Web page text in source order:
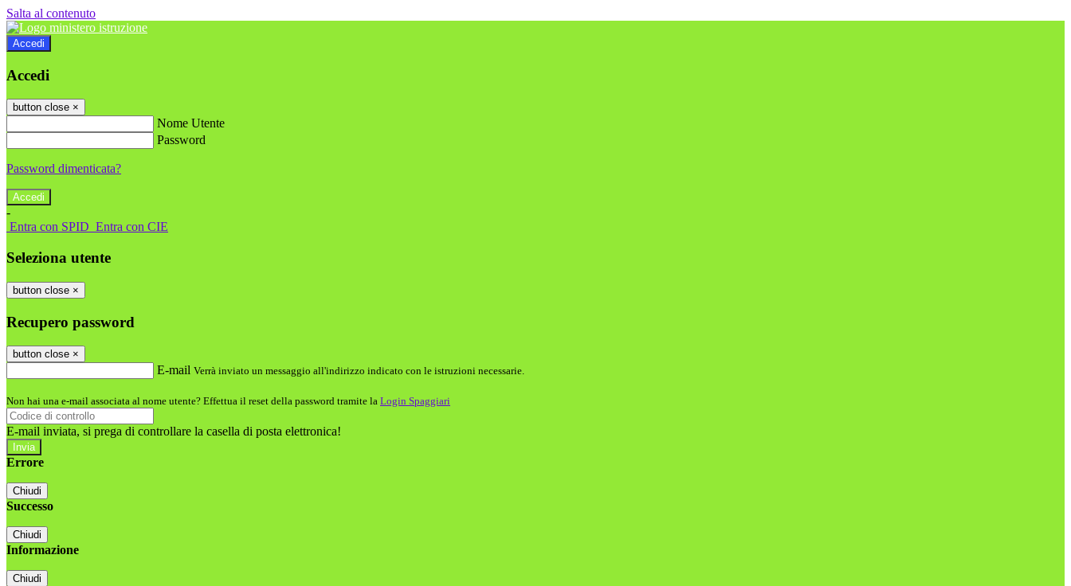
Salta al contenuto
Accedi
Accedi
button close ×
Nome Utente
Password
Password dimenticata?
-
Entra con SPID Entra con CIE
Seleziona utente
button close ×
Recupero password
button close ×
E-mail Verrà inviato un messaggio all'indirizzo indicato con le istruzioni necessarie.
Non hai una e-mail associata al nome utente? Effettua il reset della password tramite la Login Spaggiari
E-mail inviata, si prega di controllare la casella di posta elettronica!
Errore
Chiudi
Successo
Chiudi
Informazione
Chiudi